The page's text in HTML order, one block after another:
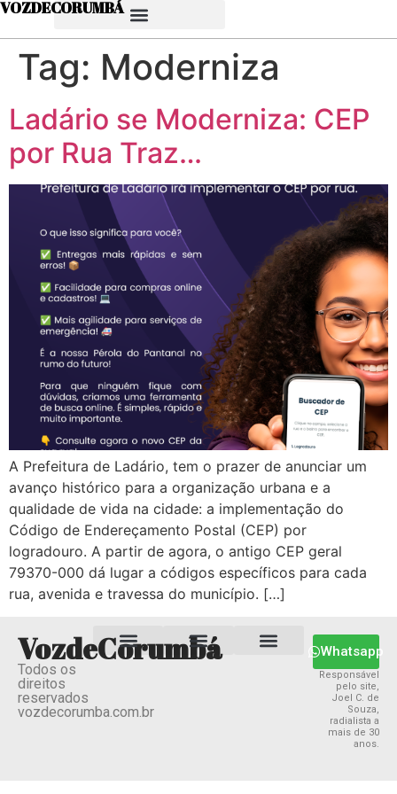
VOZDECORUMBÁ
Tag: Moderniza
Ladário se Moderniza: CEP
por Rua Traz…
A Prefeitura de Ladário, tem o prazer de anunciar um
avanço histórico para a organização urbana e a
qualidade de vida na cidade: a implementação do
Código de Endereçamento Postal (CEP) por
logradouro. A partir de agora, o antigo CEP geral
79370-000 dá lugar a códigos específicos para cada
rua, avenida e travessa do município. […]
VozdeCorumbá
Todos os
direitos
reservados
vozdecorumba.com.br
Whatsapp
Responsável
pelo site,
Joel C. de
Souza,
radialista a
mais de 30
anos.